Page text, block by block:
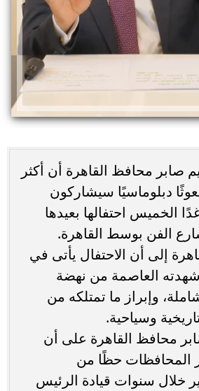
صابر محافظ القاهرة أن أكثر
ومبعوثًا دبلوماسيًا سيشاركون
الخميس احتفالها بعيدها
إلى أن الاحتفال يأتى في
شهدته العاصمة من نهضة
وإبراز ما تمتلكه من
وسياحية.
محافظ القاهرة على أن
المحافظات حظًا من
خلال سنوات قيادة الرئيس